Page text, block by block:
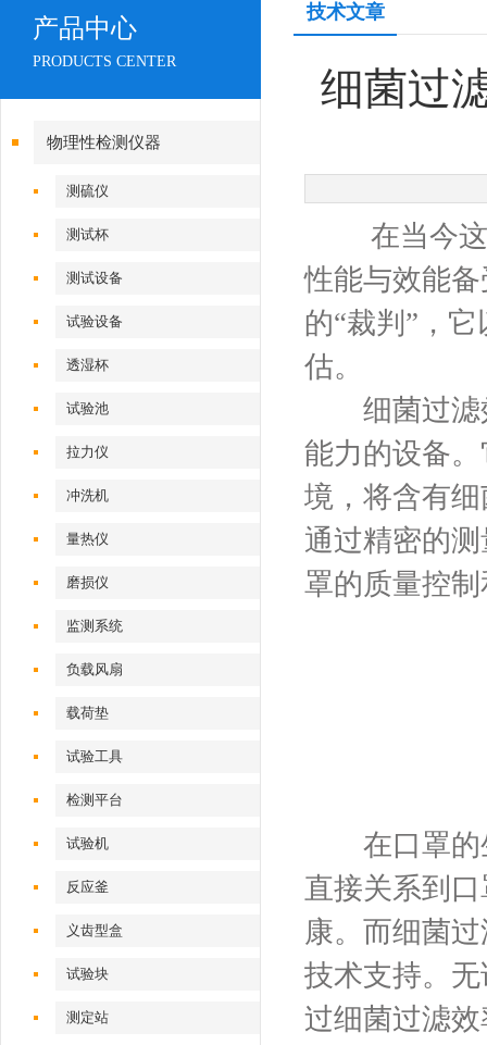
产品中心
PRODUCTS CENTER
物理性检测仪器
测硫仪
测试杯
测试设备
试验设备
透湿杯
试验池
拉力仪
冲洗机
量热仪
磨损仪
监测系统
负载风扇
载荷垫
试验工具
检测平台
试验机‌
反应釜
义齿型盒
试验块
测定站‌
技术文章
细菌过
在当今这个
性能与效能
的“裁判”，
估。
细菌过滤效
能力的设备
境，将含有
通过精密的
罩的质量控
在口罩的生
直接关系到
康。而细菌
技术支持。
过细菌过滤